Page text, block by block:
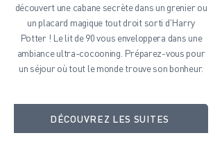
découvert une cabane secrète dans un grenier ou
un placard magique tout droit sorti d'Harry
Potter ! Le lit de 90 vous enveloppera dans une
ambiance ultra-cocooning. Préparez-vous pour
un séjour où tout le monde trouve son bonheur.​
DÉCOUVREZ LES SUITES